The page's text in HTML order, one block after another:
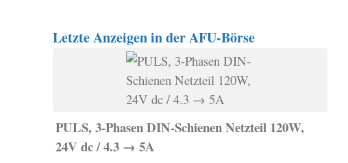
Letzte Anzeigen in der AFU-Börse
PULS, 3-Phasen DIN-Schienen Netzteil 120W,
24V dc / 4.3 → 5A